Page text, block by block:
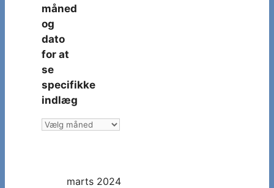
måned
og
dato
for at
se
specifikke
indlæg
Vælg
marts 2024